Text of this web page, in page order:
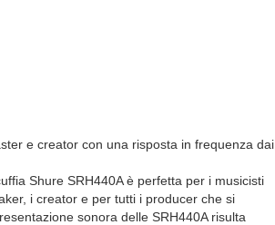
e creator con una risposta in frequenza dai
Shure SRH440A è perfetta per i musicisti
i creator e per tutti i producer che si
sonora delle SRH440A risulta